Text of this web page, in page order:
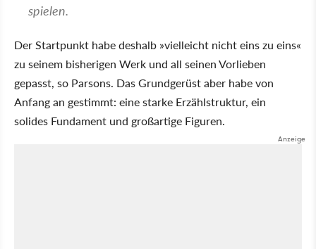
spielen.
Der Startpunkt habe deshalb »vielleicht nicht eins zu eins«
zu seinem bisherigen Werk und all seinen Vorlieben
gepasst, so Parsons. Das Grundgerüst aber habe von
Anfang an gestimmt: eine starke Erzählstruktur, ein
solides Fundament und großartige Figuren.